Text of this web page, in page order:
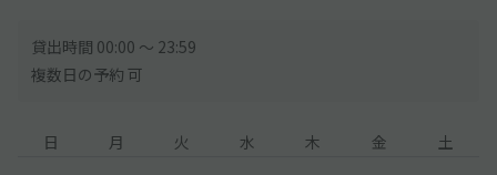
貸出時間 00:00 〜 23:59
複数日の予約 可
日 月 火 水 木 金 土